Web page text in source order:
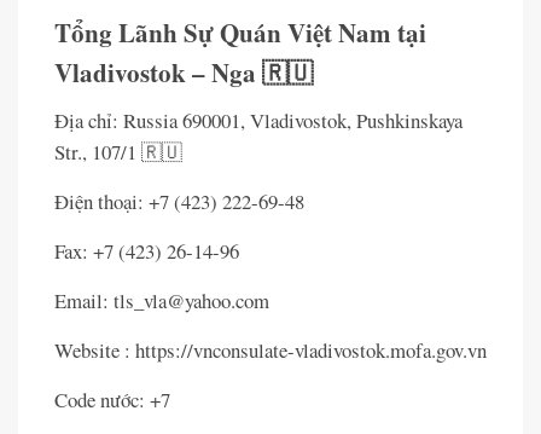
Tổng Lãnh Sự Quán Việt Nam tại
Vladivostok – Nga 🇷🇺
Địa chỉ: Russia 690001, Vladivostok, Pushkinskaya
Str., 107/1 🇷🇺
Điện thoại: +7 (423) 222-69-48
Fax: +7 (423) 26-14-96
Email: tls_vla@yahoo.com
Website : https://vnconsulate-vladivostok.mofa.gov.vn
Code nước: +7